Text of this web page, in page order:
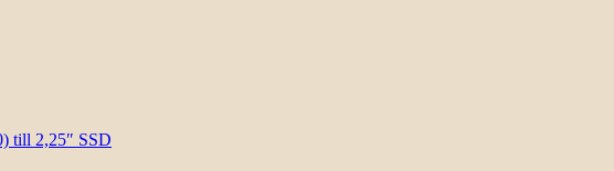
till 2,25″ SSD